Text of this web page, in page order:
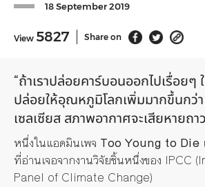
18 September 2019
View 5827 Share on
“ถ้าเราปล่อยคาร์บอนออกไปเรื่อยๆ
ปล่อยให้อุณหภูมิโลกเพิ่มมากขึ้นกว่า
เซลเซียส สภาพอากาศจะเสียหายถา
หนึ่งในแอดมินเพจ Too Young to Die
ที่อ่านเจอจากงานวิจัยชิ้นหนึ่งของ IPCC
Panel of Climate Change)